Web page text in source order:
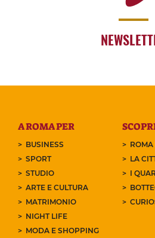
A ROMA PER
BUSINESS
SPORT
STUDIO
ARTE E CULTURA
MATRIMONIO
NIGHT LIFE
MODA E SHOPPING
LA
I